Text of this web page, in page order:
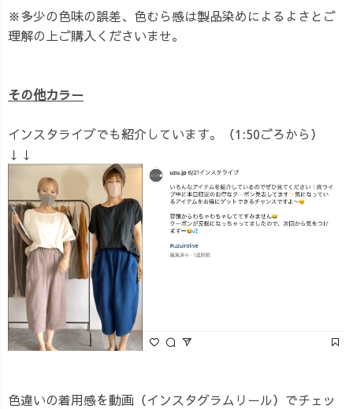
※多少の色味の誤差、色むら感は製品染めによるよさとご
理解の上ご購入くださいませ。
その他カラー
インスタライブでも紹介しています。（1:50ごろから）
↓↓
色違いの着用感を動画（インスタグラムリール）でチェッ